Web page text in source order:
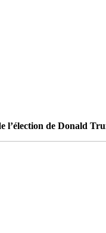
l’élection de Donald